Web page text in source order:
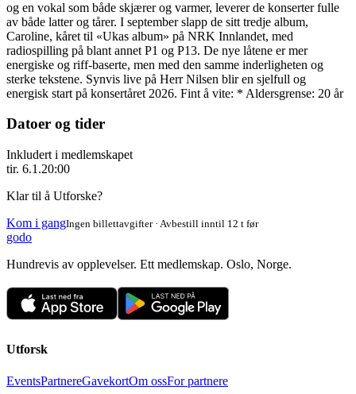
og en vokal som både skjærer og varmer, leverer de konserter fulle
av både latter og tårer. I september slapp de sitt tredje album,
Caroline, kåret til «Ukas album» på NRK Innlandet, med
radiospilling på blant annet P1 og P13. De nye låtene er mer
energiske og riff-baserte, men med den samme inderligheten og
sterke tekstene. Synvis live på Herr Nilsen blir en sjelfull og
energisk start på konsertåret 2026. Fint å vite: * Aldersgrense: 20 år
Datoer og tider
Inkludert i medlemskapet
tir. 6.1.20:00
Klar til å Utforske?
Kom i gangIngen billettavgifter · Avbestill inntil 12 t før
godo
Hundrevis av opplevelser. Ett medlemskap. Oslo, Norge.
Utforsk
EventsPartnereGavekortOm ossFor partnere